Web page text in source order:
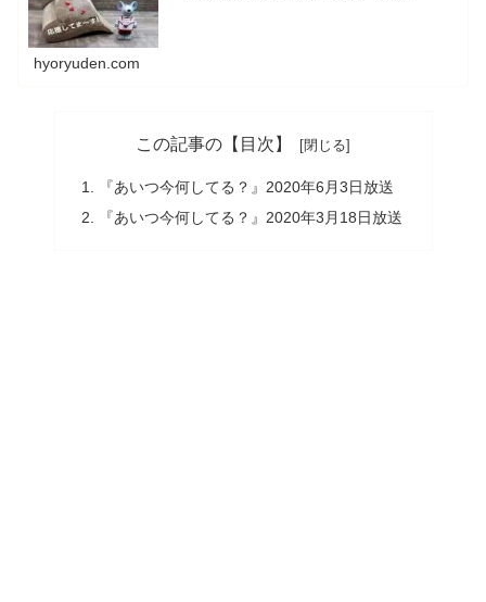
hyoryuden.com
この記事の【目次】
『あいつ今何してる？』2020年6月3日放送
『あいつ今何してる？』2020年3月18日放送